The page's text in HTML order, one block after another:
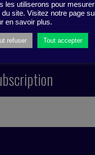
les utiliserons pour
site. Visitez notre page
en savoir plus.
refuser Tout accepter